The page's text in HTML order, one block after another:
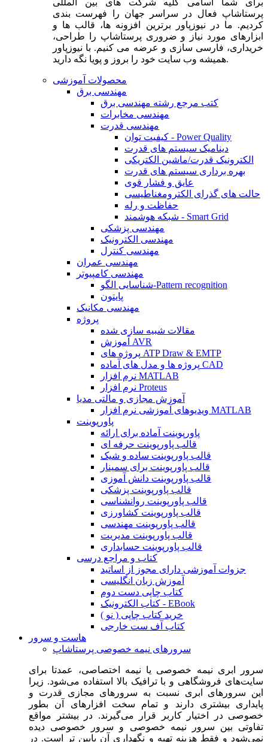
پرستاشاپ فعال در سراسر جهان را فهرست بندی
کردیم. ما در نیوزپاور برترین افزونه ها، قالب ها و
ابزارهای مورد نیاز و ضروری پرستاشاپ را طراحی،
خریداری، فارسی سازی و عرضه می کنیم. با نیوزپاور
همیشه وب سایت خود را بروز و پویا نگه دارید.
محصولات آموزشی
مهندسی برق
کتب مرجع رشته مهندسی برق
مهندسی مخابرات
مهندسی قدرت
کیفیت توان - Power Quality
دینامیک سیستم های قدرت
الکترونیک قدرت/ماشین الکتریکی
بهره برداری سیستم های قدرت
عایق و فشار قوی
حالت های گذرای الکترومغناطیسی
حفاظت و رله
شبکه هوشمند - Smart Grid
مهندسی پزشکی
مهندسی الکترونیک
مهندسی کنترل
مهندسی عمران
مهندسی کامپیوتر
شناسایی الگو-Pattern recognition
پایتون
مهندسی مکانیک
پروژه
مقالات شبیه سازی شده
آموزش AVR
پروژه های ATP Draw & EMTP
پروژه ها و مدل های آماده CAD
نرم افزار MATLAB
نرم افزار Proteus
آموزش مجازی و مالتی مدیا
ویدیوهای آموزشی نرم افزار MATLAB
پاورپوینت
پاورپوینت آماده برای ارائه
قالب پاورپوینت حرفه ای
قالب پاورپوینت ساده و شیک
قالب پاورپوینت برای سمینار
قالب پاورپوینت دانش آموزی
قالب پاورپوینت پزشکی
قالب پاورپوینت روانشناسی
قالب پاورپوینت کشاورزی
قالب پاورپوینت مهندسی
قالب پاورپوینت مدیریت
قالب پاورپوینت حسابداری
کتاب و مراجع درسی
جزوات آموزشی دارای مجوز از اساتید
آموزش زبان انگلیسی
کتاب چاپی دست دوم
کتاب الکترونیک - EBook
خرید کتاب چاپی ( نو )
کتاب آف ست خارجی
هاست و سرور
سرورهای نیمه خصوصی پرستاشاپ
سرور ابری نیمه خصوصی یا نیمه اختصاصی، عمدتا برای
سایت‌های فروشگاهی و با ترافیک بالا استفاده می‌شود. زیرا
این سرورهای ابری نسبت به سرورهای مجازی قدرت و
پایداری بیشتری دارند و تمام سخت افزارهای آن بطور
خصوصی در اختیار کاربر قرار می‌گیرند. در بیشتر مواقع
تفاوتی بین سرور نیمه خصوصی و سرور خصوصی دیده
نمی‌شود و فقط هزینه تهیه و نگهداری آن پایین تر است. در